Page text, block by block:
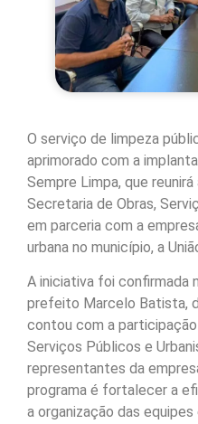
O serviço de limpeza
aprimorado com a
Sempre Limpa, que
Secretaria de Obras,
em parceria com a
urbana no município, a
A iniciativa foi confirmada
prefeito Marcelo Batista,
contou com a
Serviços Públicos e
representantes da
programa é fortalecer a
a organização das